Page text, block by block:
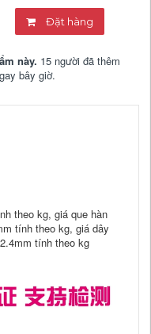
Đặt hàng
này. 15 người đã thêm
bây giờ.
theo kg, giá que hàn
tính theo kg, giá dây
tính theo kg